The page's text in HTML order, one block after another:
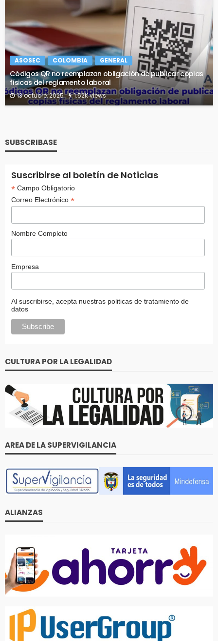
ASOSEC COLOMBIA GENERAL
Códigos QR no reemplazan obligación de publicar copias
físicas del reglamento laboral
13 octubre, 2025 1.52K views
SUBSCRIBASE
Suscribirse al boletín de Noticias
*Campo Obligatorio
Correo Electrónico *
Nombre Completo
Empresa
Al suscribirse, acepta nuestras politicas de tratamiento de
datos
CULTURA POR LA LEGALIDAD
AREA DE LA SUPERVIGILANCIA
ALIANZAS